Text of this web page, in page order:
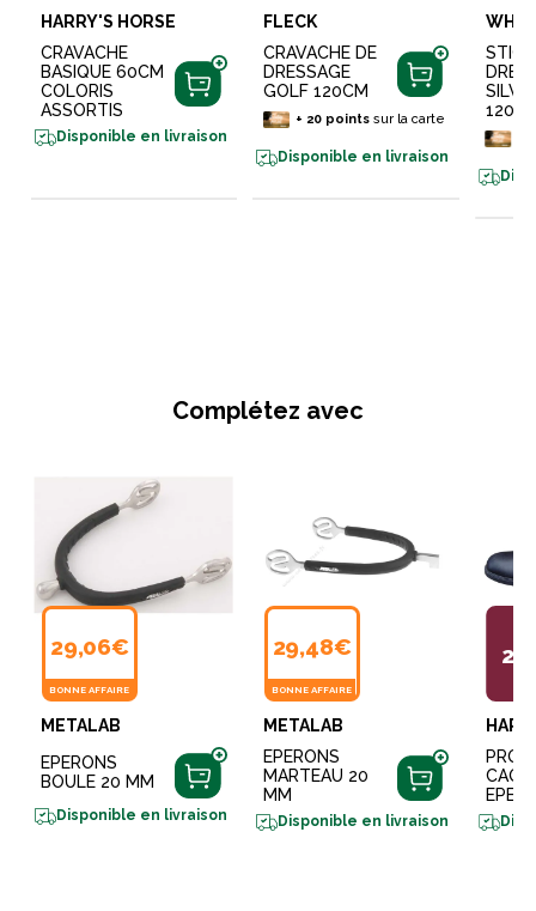
HARRY'S HORSE
CRAVACHE
BASIQUE 60CM
COLORIS
ASSORTIS
Disponible en livraison
FLECK
CRAVACHE DE
DRESSAGE
GOLF 120CM
+ 20pointssur la carte
Disponible en livraison
WHIP
STICK
Complétez avec
29,06€
BONNE AFFAIRE
METALAB
EPERONS
BOULE 20 MM
Disponible en livraison
29,48€
BONNE AFFAIRE
METALAB
EPERONS
MARTEAU 20
MM
Disponible en livraison